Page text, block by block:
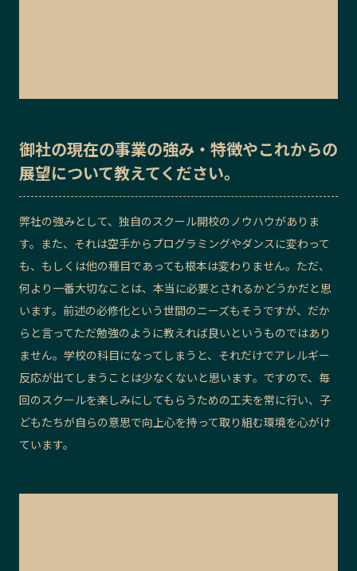
御社の現在の事業の強み・特徴やこれからの
展望について教えてください。
弊社の強みとして、独自のスクール開校のノウハウがありま
す。また、それは空手からプログラミングやダンスに変わって
も、もしくは他の種目であっても根本は変わりません。ただ、
何より一番大切なことは、本当に必要とされるかどうかだと思
います。前述の必修化という世間のニーズもそうですが、だか
らと言ってただ勉強のように教えれば良いというものではあり
ません。学校の科目になってしまうと、それだけでアレルギー
反応が出てしまうことは少なくないと思います。ですので、毎
回のスクールを楽しみにしてもらうための工夫を常に行い、子
どもたちが自らの意思で向上心を持って取り組む環境を心がけ
ています。